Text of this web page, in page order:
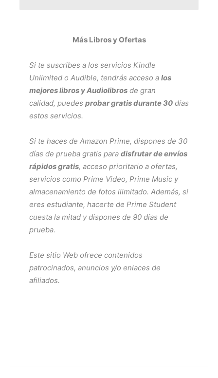
Más Libros y Ofertas
Si te suscribes a los servicios Kindle
Unlimited o Audible, tendrás acceso a los
mejores libros y Audiolibros de gran
calidad, puedes probar gratis durante 30 días
estos servicios.
Si te haces de Amazon Prime, dispones de 30
días de prueba gratis para disfrutar de envíos
rápidos gratis, acceso prioritario a ofertas,
servicios como Prime Video, Prime Music y
almacenamiento de fotos ilimitado. Además, si
eres estudiante, hacerte de Prime Student
cuesta la mitad y dispones de 90 días de
prueba.
Este sitio Web ofrece contenidos
patrocinados, anuncios y/o enlaces de
afiliados.